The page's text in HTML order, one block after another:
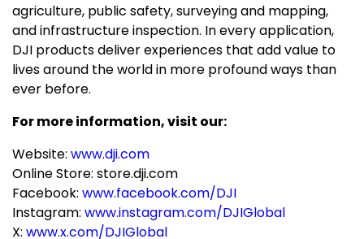
agriculture, public safety, surveying and mapping,
and infrastructure inspection. In every application,
DJI products deliver experiences that add value to
lives around the world in more profound ways than
ever before.
For more information, visit our:
Website: www.dji.com
Online Store: store.dji.com
Facebook: www.facebook.com/DJI
Instagram: www.instagram.com/DJIGlobal
X: www.x.com/DJIGlobal